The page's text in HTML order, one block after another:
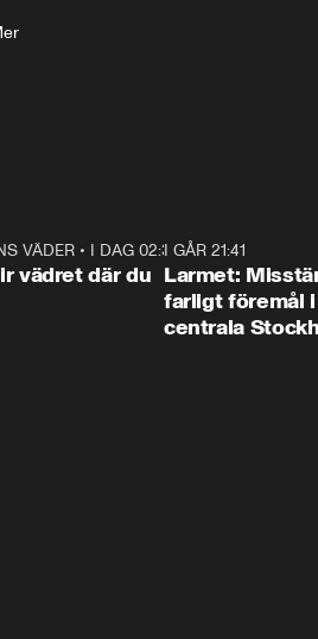
1:06
VÄDER• I DAG 02:30
vädret där du
I GÅR 21:41
Larmet:
farligt föremål i
centrala